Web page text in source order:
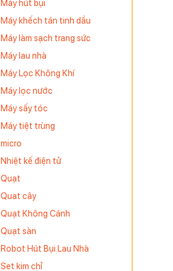
Máy hút bụi
Máy khếch tán tinh dầu
Máy làm sạch trang sức
Máy lau nhà
Máy Lọc Không Khí
Máy lọc nước
Máy sấy tóc
Máy tiệt trùng
micro
Nhiệt kế điện tử
Quạt
Quat cây
Quạt Không Cánh
Quạt sàn
Robot Hút Bụi Lau Nhà
Set kim chỉ